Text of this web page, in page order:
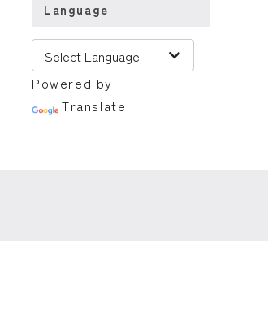
Language
Powered by
Translate